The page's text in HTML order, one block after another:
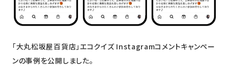
会社情報
会社概要
コーポレートメッセージ
「大丸松坂屋百貨店」エコクイズ Instagramコメントキャンペー
ンの事例を公開しました。